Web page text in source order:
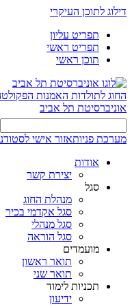
דילוג לתוכן העיקרי
תפריט עליון
תפריט ראשי
תוכן ראשי
החוג לתולדות האמנות
אוניברסיטת תל אביב
מערכת פניותאזור אישי
אודות
יצירת קשר
סגל
מנהלת החוג
סגל אקדמי בכיר
סגל מנהלי
סגל הוראה
מועמדים
תואר ראשון
תואר שני
תכניות לימוד
ידיעון